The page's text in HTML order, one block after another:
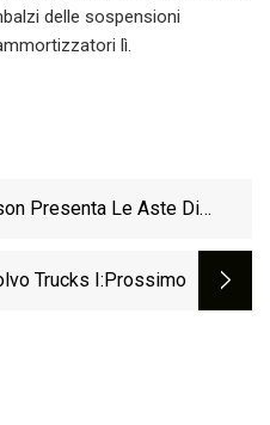
delle sospensioni
lì.
Presenta Le Aste Di
Trucks I :Prossimo